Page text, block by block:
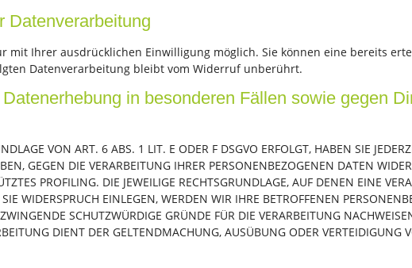
Datenverarbeitung
mit Ihrer ausdrücklichen Einwilligung möglich. Sie können eine bereits
Datenverarbeitung bleibt vom Widerruf unberührt.
in besonderen Fällen sowie gegen
VON ART. 6 ABS. 1 LIT. E ODER F DSGVO ERFOLGT, HABEN SIE
GEGEN DIE VERARBEITUNG IHRER PERSONENBEZOGENEN DATEN
PROFILING. DIE JEWEILIGE RECHTSGRUNDLAGE, AUF DENEN EINE
WIDERSPRUCH EINLEGEN, WERDEN WIR IHRE BETROFFENEN
SCHUTZWÜRDIGE GRÜNDE FÜR DIE VERARBEITUNG
DIENT DER GELTENDMACHUNG, AUSÜBUNG ODER VERTEIDIGUNG